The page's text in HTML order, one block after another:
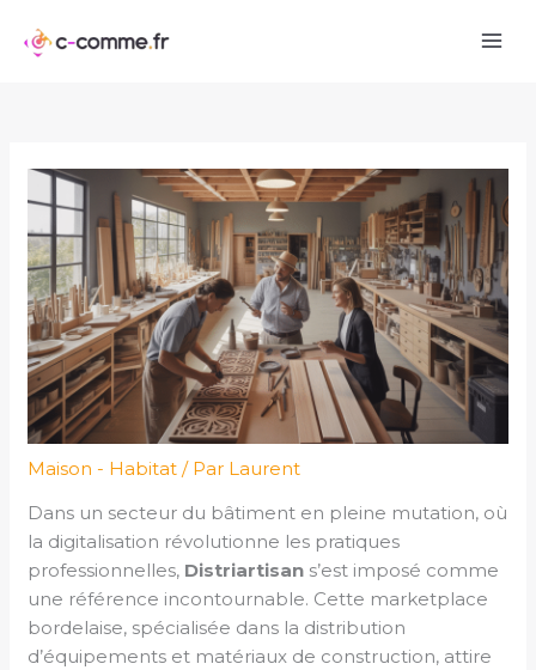
Maison - Habitat / Par Laurent
Dans un secteur du bâtiment en pleine mutation, où
la digitalisation révolutionne les pratiques
professionnelles, Distriartisan s’est imposé comme
une référence incontournable. Cette marketplace
bordelaise, spécialisée dans la distribution
d’équipements et matériaux de construction, attire